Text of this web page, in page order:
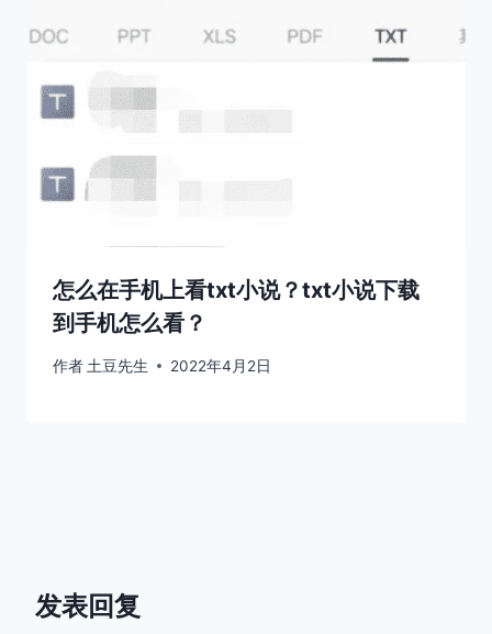
怎么在手机上看txt小说？txt小说下载
到手机怎么看？
作者 土豆先生 2022年4月2日
发表回复